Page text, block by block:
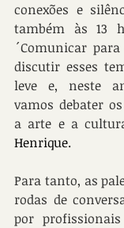
conexões e
também às 13
´Comunicar
discutir esses
leve e, neste
vamos debater
a arte e a
Henrique.
Para tanto, as
rodas de
por